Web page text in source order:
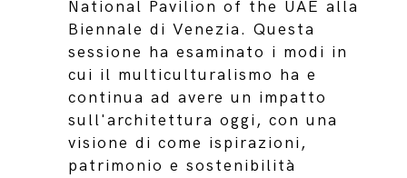
National Pavilion of the UAE alla
Biennale di Venezia. Questa
sessione ha esaminato i modi in
cui il multiculturalismo ha e
continua ad avere un impatto
sull'architettura oggi, con una
visione di come ispirazioni,
patrimonio e sostenibilità